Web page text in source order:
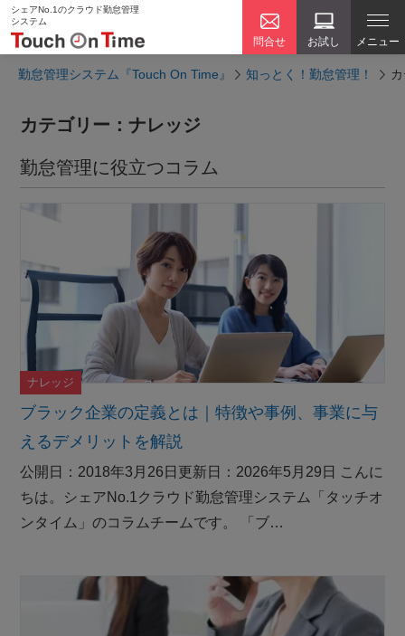
メニュー
シェアNo.1のクラウド勤怠管理
システム
問合せ お試し
勤怠管理システム『Touch On Time』 知っとく！勤怠管理！
カテゴリー：ナレッジ
勤怠管理に役立つコラム
ブラック企業の定義とは｜特徴や事例、事業に与
えるデメリットを解説
ナレッジ
公開日：2018年3月26日更新日：2026年5月29日 こんに
ちは。シェアNo.1クラウド勤怠管理システム「タッチオ
ンタイム」のコラムチームです。 「ブ…